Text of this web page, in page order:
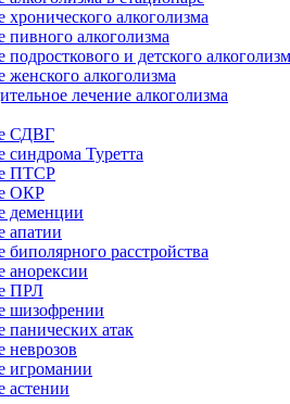
хронического алкоголизма
пивного алкоголизма
подросткового и детского
женского алкоголизма
лечение алкоголизма
СДВГ
синдрома Туретта
ПТСР
ОКР
деменции
апатии
биполярного расстройства
анорексии
ПРЛ
шизофрении
панических атак
неврозов
игромании
астении